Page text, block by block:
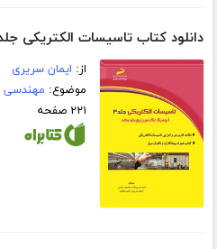
دانلود کتاب تاسیسات الکتریکی جلد
از: ایمان سریری
موضوع: مهندسی
۲۲۱ صفحه